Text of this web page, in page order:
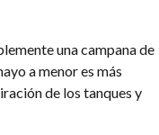
una campana de
a menor es más
de los tanques y